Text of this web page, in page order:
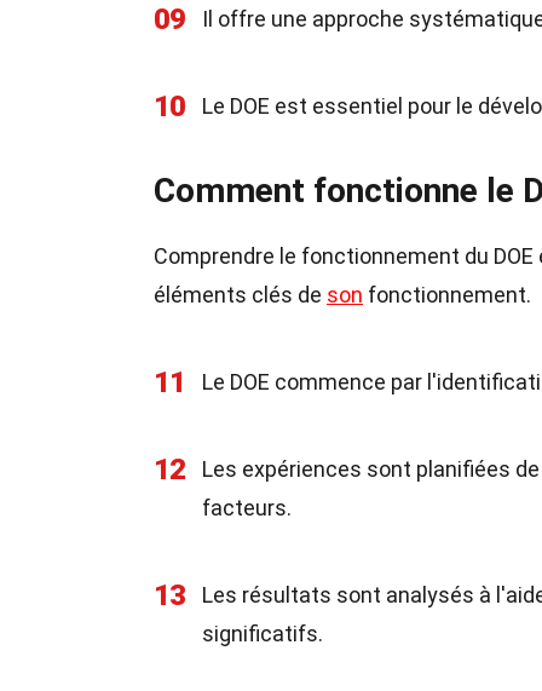
09 Il offre une approche
10 Le DOE est essentiel pour le
Comment fonctionne le
Comprendre le fonctionnement du
éléments clés de son fonctionnement.
11 Le DOE commence par
12
Les expériences sont planifiées
facteurs.
13
Les résultats sont analysés à
significatifs.